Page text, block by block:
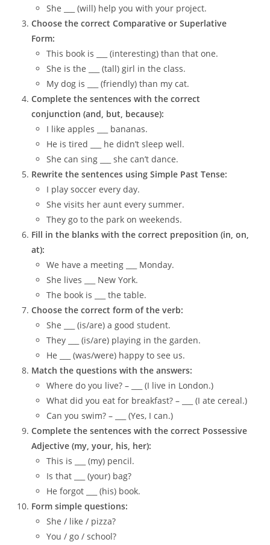
She ___ (will) help you with your project.
Choose the correct Comparative or Superlative
Form:
This book is ___ (interesting) than that one.
She is the ___ (tall) girl in the class.
My dog is ___ (friendly) than my cat.
Complete the sentences with the correct
conjunction (and, but, because):
I like apples ___ bananas.
He is tired ___ he didn’t sleep well.
She can sing ___ she can’t dance.
Rewrite the sentences using Simple Past Tense:
I play soccer every day.
She visits her aunt every summer.
They go to the park on weekends.
Fill in the blanks with the correct preposition (in, on,
at):
We have a meeting ___ Monday.
She lives ___ New York.
The book is ___ the table.
Choose the correct form of the verb:
She ___ (is/are) a good student.
They ___ (is/are) playing in the garden.
He ___ (was/were) happy to see us.
Match the questions with the answers:
Where do you live? – ___ (I live in London.)
What did you eat for breakfast? – ___ (I ate cereal.)
Can you swim? – ___ (Yes, I can.)
Complete the sentences with the correct Possessive
Adjective (my, your, his, her):
This is ___ (my) pencil.
Is that ___ (your) bag?
He forgot ___ (his) book.
Form simple questions:
She / like / pizza?
You / go / school?